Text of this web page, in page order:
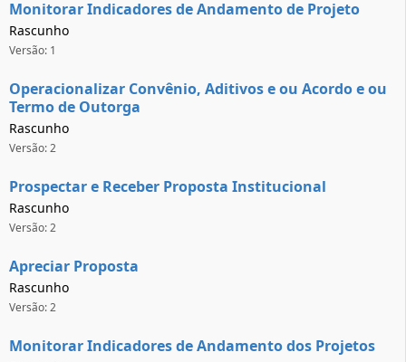
Monitorar Indicadores de Andamento de Projeto
Rascunho
Versão: 1
Operacionalizar Convênio, Aditivos e ou Acordo e ou
Termo de Outorga
Rascunho
Versão: 2
Prospectar e Receber Proposta Institucional
Rascunho
Versão: 2
Apreciar Proposta
Rascunho
Versão: 2
Monitorar Indicadores de Andamento dos Projetos